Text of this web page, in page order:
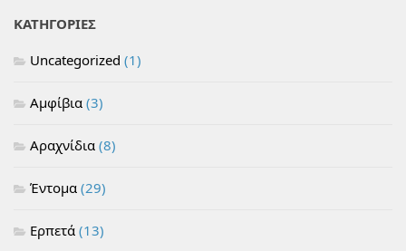
ΚΑΤΗΓΟΡΙΕΣ
Uncategorized (1)
Αμφίβια (3)
Αραχνίδια (8)
Έντομα (29)
Ερπετά (13)